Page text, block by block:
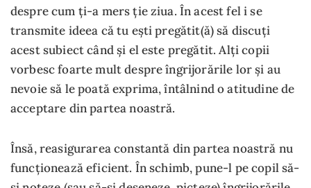
despre cum ți-a mers ție ziua. În acest fel i se
transmite ideea că tu ești pregătit(ă) să discuți
acest subiect când și el este pregătit. Alți copii
vorbesc foarte mult despre îngrijorările lor și au
nevoie să le poată exprima, întâlnind o atitudine de
acceptare din partea noastră.
Însă, reasigurarea constantă din partea noastră nu
funcționează eficient. În schimb, pune-l pe copil să-